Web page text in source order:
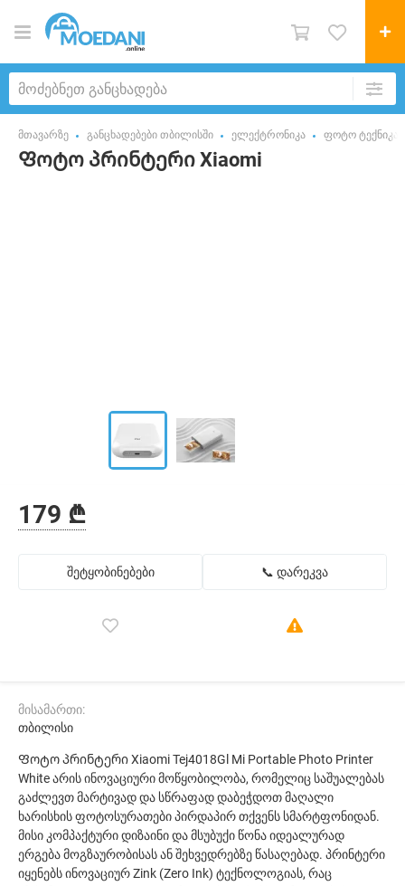
მთავარზე განცხადებები თბილისში ელექტრონიკა ფოტო ტექნიკა
Ფოტო პრინტერი Xiaomi
179 ₾
შეტყობინებები 📞 დარეკვა
მისამართი:
თბილისი
Ფოტო პრინტერი Xiaomi Tej4018Gl Mi Portable Photo Printer
White არის ინოვაციური მოწყობილობა, რომელიც საშუალებას
გაძლევთ მარტივად და სწრაფად დაბეჭდოთ მაღალი
ხარისხის ფოტოსურათები პირდაპირ თქვენს სმარტფონიდან.
მისი კომპაქტური დიზაინი და მსუბუქი წონა იდეალურად
ერგება მოგზაურობისას ან შეხვედრებზე წასაღებად. პრინტერი
იყენებს ინოვაციურ Zink (Zero Ink) ტექნოლოგიას, რაც